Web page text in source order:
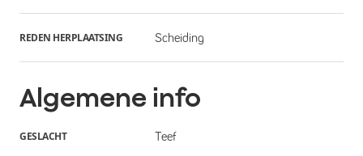
REDEN HERPLAATSING Scheiding
Algemene info
GESLACHT Teef